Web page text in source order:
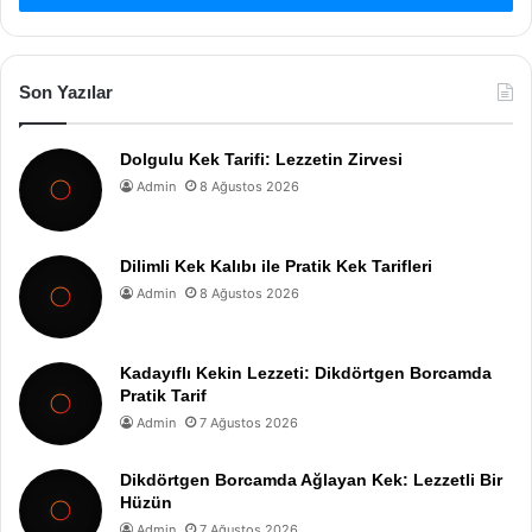
Son Yazılar
Dolgulu Kek Tarifi: Lezzetin Zirvesi
Admin 8 Ağustos 2026
Dilimli Kek Kalıbı ile Pratik Kek Tarifleri
Admin 8 Ağustos 2026
Kadayıflı Kekin Lezzeti: Dikdörtgen Borcamda
Pratik Tarif
Admin 7 Ağustos 2026
Dikdörtgen Borcamda Ağlayan Kek: Lezzetli Bir
Hüzün